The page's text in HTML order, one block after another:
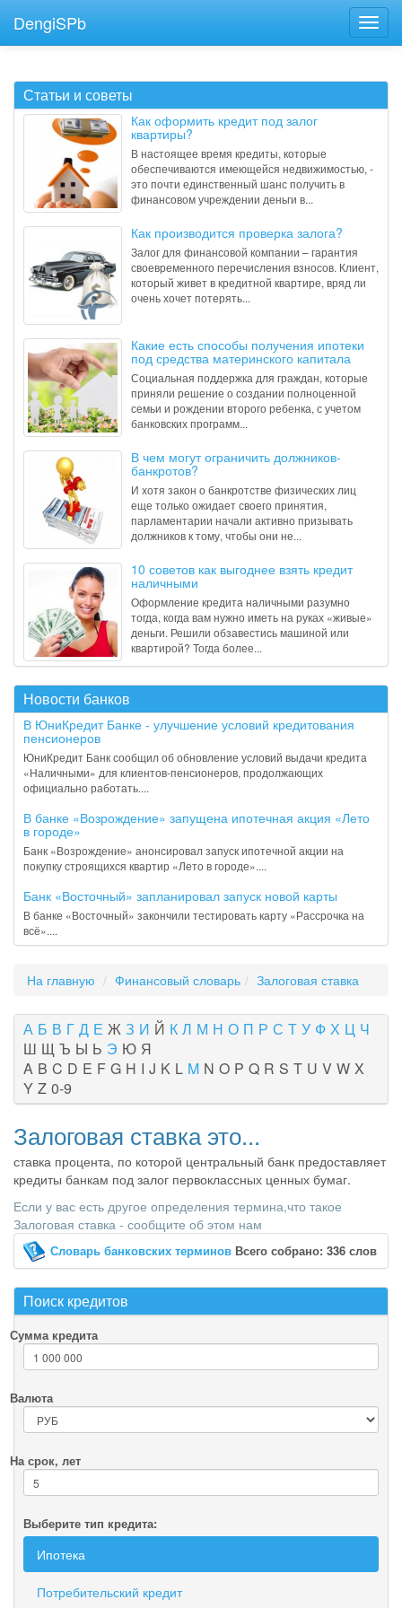
DengiSPb
Статьи и советы
Как оформить кредит под залог
квартиры?
В настоящее время кредиты, которые
обеспечиваются имеющейся недвижимостью, -
это почти единственный шанс получить в
финансовом учреждении деньги в...
Как производится проверка залога?
Залог для финансовой компании – гарантия
своевременного перечисления взносов. Клиент,
который живет в кредитной квартире, вряд ли
очень хочет потерять...
Какие есть способы получения ипотеки
под средства материнского капитала
Социальная поддержка для граждан, которые
приняли решение о создании полноценной
семьи и рождении второго ребенка, с учетом
банковских программ...
В чем могут ограничить должников-
банкротов?
И хотя закон о банкротстве физических лиц
еще только ожидает своего принятия,
парламентарии начали активно призывать
должников к тому, чтобы они не...
10 советов как выгоднее взять кредит
наличными
Оформление кредита наличными разумно
тогда, когда вам нужно иметь на руках «живые»
деньги. Решили обзавестись машиной или
квартирой? Тогда более...
Новости банков
В ЮниКредит Банке - улучшение условий кредитования
пенсионеров
ЮниКредит Банк сообщил об обновление условий выдачи кредита
«Наличными» для клиентов-пенсионеров, продолжающих
официально работать....
В банке «Возрождение» запущена ипотечная акция «Лето
в городе»
Банк «Возрождение» анонсировал запуск ипотечной акции на
покупку строящихся квартир «Лето в городе»....
Банк «Восточный» запланировал запуск новой карты
В банке «Восточный» закончили тестировать карту «Рассрочка на
всё»....
На главную Финансовый словарь Залоговая ставка
А Б В Г Д Е Ж З И Й К Л М Н О П Р С Т У Ф Х Ц Ч
Ш Щ Ъ Ы Ь Э Ю Я
A B C D E F G H I J K L M N O P Q R S T U V W X
Y Z 0-9
Залоговая ставка это...
ставка процента, по которой центральный банк предоставляет
кредиты банкам под залог первоклассных ценных бумаг.
Если у вас есть другое определения термина,что такое
Залоговая ставка - сообщите об этом нам
Словарь банковских терминов Всего собрано: 336 слов
Поиск кредитов
Сумма кредита
Валюта
На срок, лет
Выберите тип кредита:
Ипотека
Потребительский кредит